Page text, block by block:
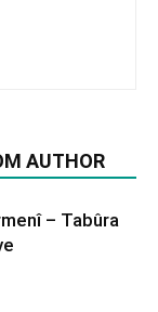
AUTHOR
– Tabûra